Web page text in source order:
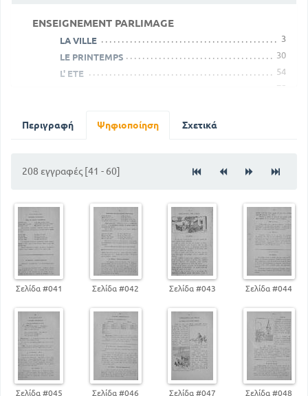
ENSEIGNEMENT PARLIMAGE
LA VILLE
3
LE PRINTEMPS
30
L' ETE
54
75
LA FERME
GRAMMAIRE
Περιγραφή Ψηφιοποίηση Σχετικά
208 εγγραφές [41 - 60]
Σελίδα #041 Σελίδα #042 Σελίδα #043 Σελίδα #044
Σελίδα #045 Σελίδα #046 Σελίδα #047 Σελίδα #048